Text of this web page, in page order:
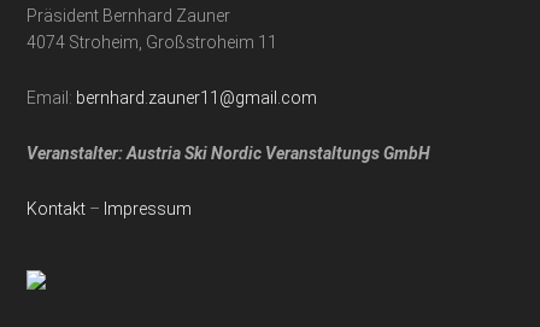
Präsident Bernhard Zauner
4074 Stroheim, Großstroheim 11
Email: bernhard.zauner11@gmail.com
Veranstalter: Austria Ski Nordic Veranstaltungs GmbH
Kontakt – Impressum